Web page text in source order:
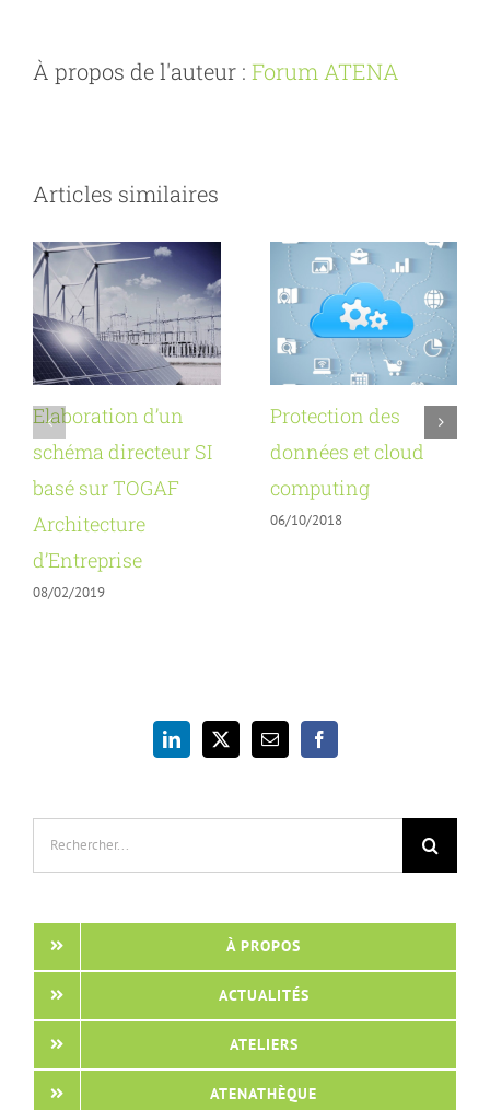
À propos de l'auteur : Forum ATENA
Articles similaires
Elaboration d’un
schéma directeur SI
basé sur TOGAF
Architecture
d’Entreprise
08/02/2019
Protection des
données et cloud
computing
06/10/2018
À PROPOS
ACTUALITÉS
ATELIERS
ATENATHÈQUE